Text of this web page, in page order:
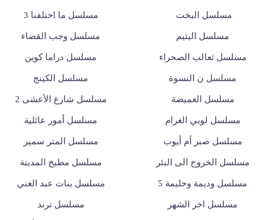
مسلسل البخت مسلسل ما اختلفنا 3
مسلسل اليتيم مسلسل وجب القضاء
مسلسل ثعالب الصحراء مسلسل دراما كوين
مسلسل ن النسوة مسلسل الكينج
مسلسل الغميضة مسلسل شارع الأعشى 2
مسلسل لوبي الغرام مسلسل أمور عائلية
مسلسل صبر أم أيوب مسلسل المتر سمير
مسلسل الخروج الى البئر مسلسل مطبخ المدينة
مسلسل وديمة وحليمة 5 مسلسل بنات عبد الغني
مسلسل اخر الشهر مسلسل ترند